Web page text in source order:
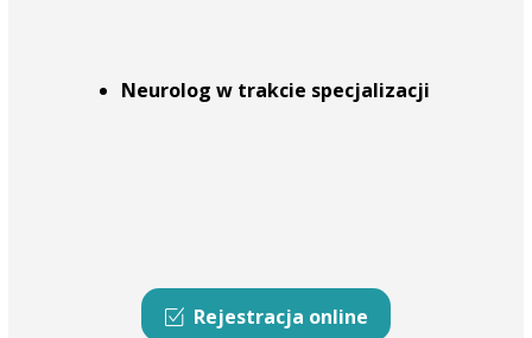
Neurolog w trakcie specjalizacji
Rejestracja online